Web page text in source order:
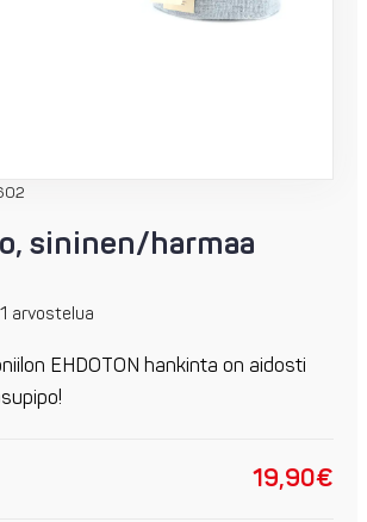
sininen/harmaa
1 arvostelua
EHDOTON hankinta on aidosti
19,90€